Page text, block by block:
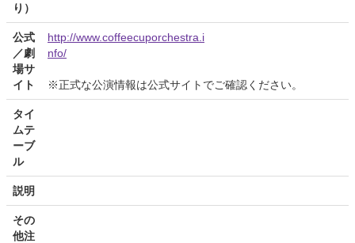
り）
公式
／劇
場サ
イト
http://www.coffeecuporchestra.i
nfo/
※正式な公演情報は公式サイトでご確認ください。
タイ
ムテ
ーブ
ル
説明
その
他注